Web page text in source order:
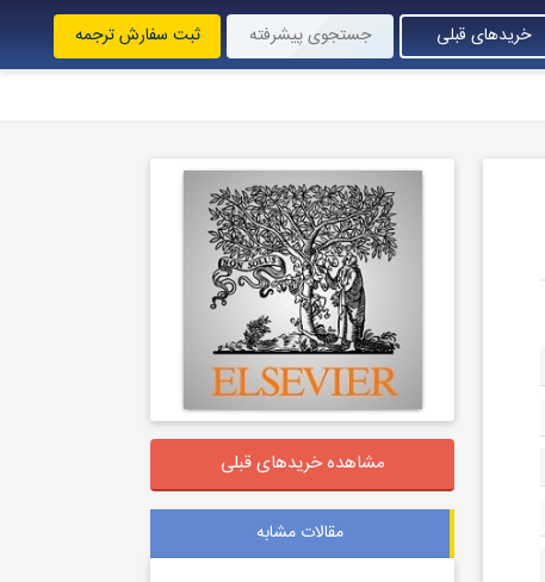
خریدهای قبلی جستجوی پیشرفته ثبت سفارش ترجمه
مشاهده خریدهای قبلی
مقالات مشابه